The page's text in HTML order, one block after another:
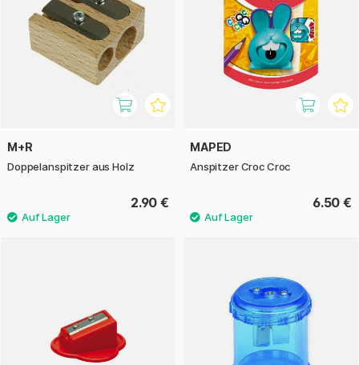
M+R
Doppelanspitzer aus Holz
2.90 €
MAPED
Anspitzer Croc Croc
6.50 €